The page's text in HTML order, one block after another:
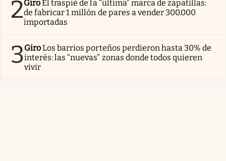
2GiroEl traspié de la “última” marca de zapatillas:
de fabricar 1 millón de pares a vender 300.000
importadas
3GiroLos barrios porteños perdieron hasta 30% de
interés: las “nuevas” zonas donde todos quieren
vivir